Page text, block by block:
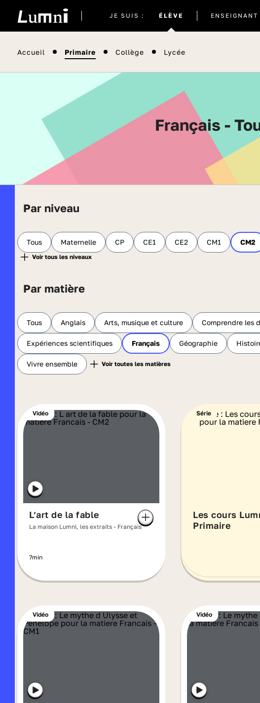
JE SUIS : ÉLÈVE
actuel
ENSEIGNANT
Accueil Primaire Collège Lycée
Français -
Par niveau
Tous Maternelle CP CE1 CE2 CM1 CM2
Par matière
Tous Anglais Arts, musique et culture Comprendre les
Expériences scientifiques Français Géographie
Vivre ensemble
Vidéo
L’art de la fable
La maison Lumni, les extraits - Français
7min
Série
Les cours
Primaire
Vidéo Vidéo